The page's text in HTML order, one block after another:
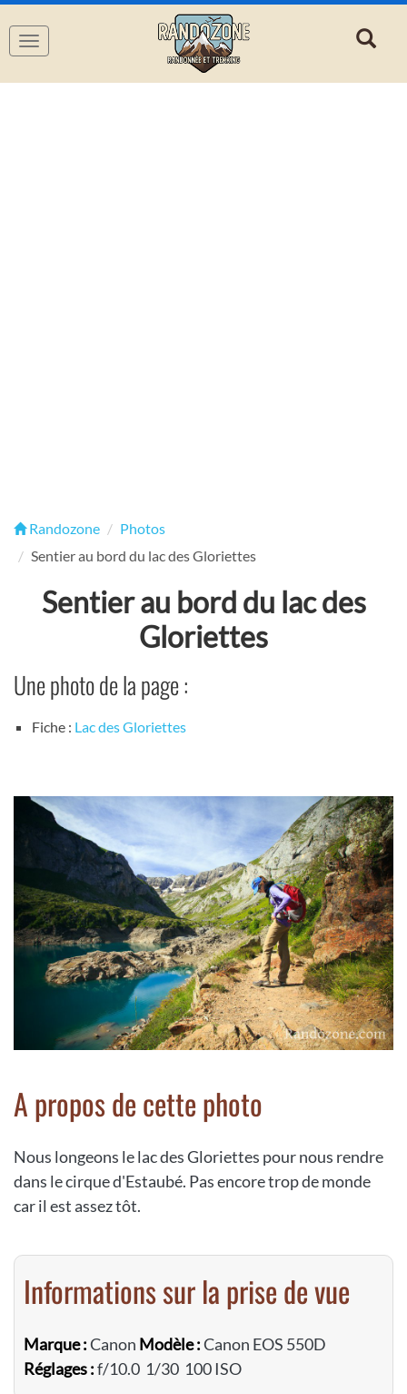
Navigation
Randozone
Photos
Sentier au bord du lac des Gloriettes
Sentier au bord du lac des
Gloriettes
Une photo de la page :
Fiche : Lac des Gloriettes
A propos de cette photo
Nous longeons le lac des Gloriettes pour nous rendre
dans le cirque d'Estaubé. Pas encore trop de monde
car il est assez tôt.
Informations sur la prise de vue
Marque :Canon Modèle :Canon EOS 550D
Réglages :f/10.0 1/30 100 ISO